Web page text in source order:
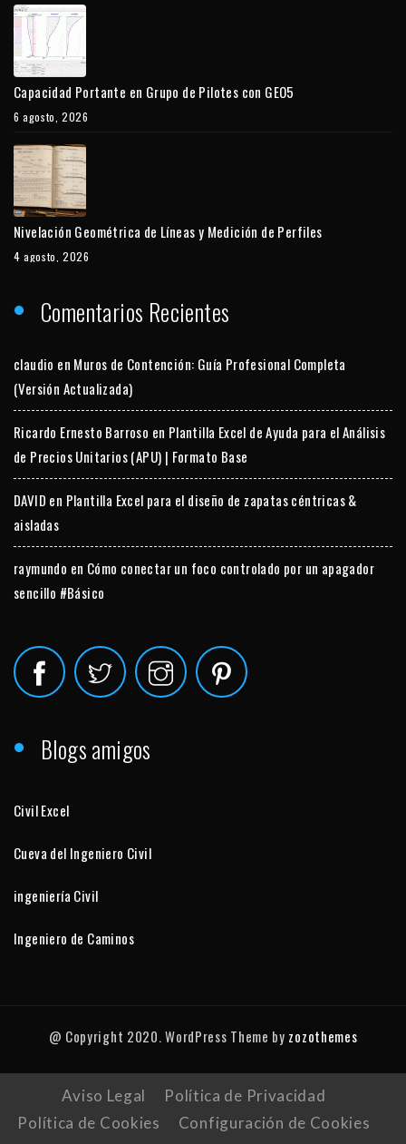
Capacidad Portante en Grupo de Pilotes con GEO5
6 agosto, 2026
Nivelación Geométrica de Líneas y Medición de Perfiles
4 agosto, 2026
Comentarios Recientes
claudio en Muros de Contención: Guía Profesional Completa
(Versión Actualizada)
Ricardo Ernesto Barroso en Plantilla Excel de Ayuda para el Análisis
de Precios Unitarios (APU) | Formato Base
DAVID en Plantilla Excel para el diseño de zapatas céntricas &
aisladas
raymundo en Cómo conectar un foco controlado por un apagador
sencillo #Básico
Blogs amigos
Civil Excel
Cueva del Ingeniero Civil
ingeniería Civil
Ingeniero de Caminos
@ Copyright 2020. WordPress Theme by zozothemes
Aviso Legal
Política de Privacidad
Política de Cookies
Configuración de Cookies